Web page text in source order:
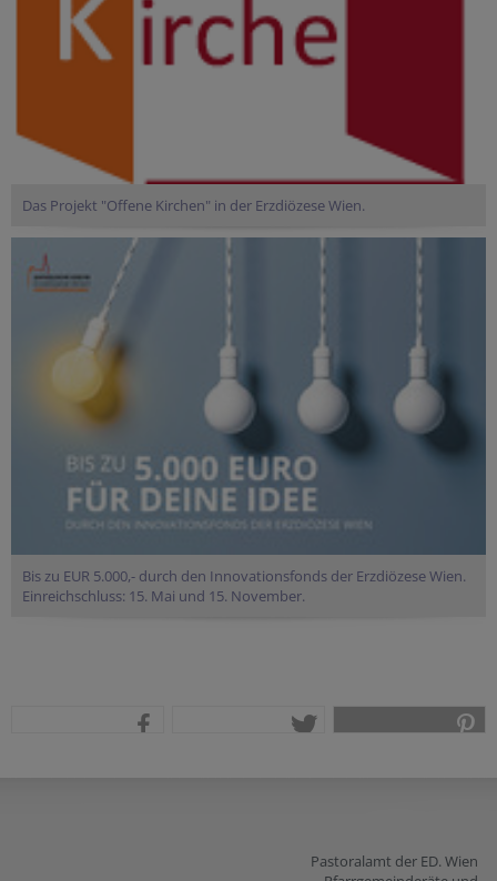
Das Projekt "Offene Kirchen" in der Erzdiözese Wien.
Bis zu EUR 5.000,- durch den Innovationsfonds der Erzdiözese Wien.
Einreichschluss: 15. Mai und 15. November.
Pastoralamt der ED. Wien